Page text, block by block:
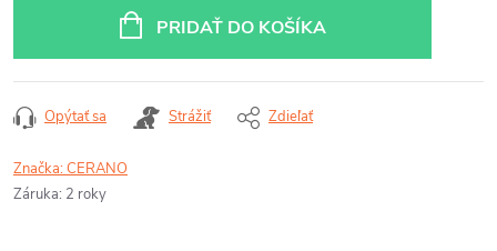
PRIDAŤ DO KOŠÍKA
Opýtať sa Strážiť Zdieľať
Značka:CERANO
Záruka: 2 roky